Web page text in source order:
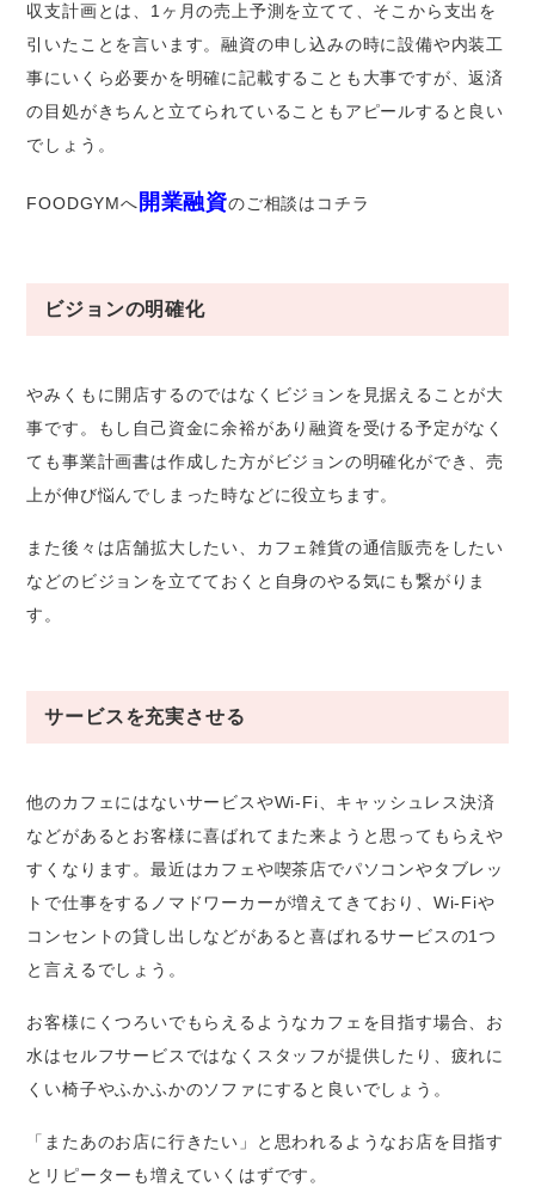
収支計画とは、1ヶ月の売上予測を立てて、そこから支出を
引いたことを言います。融資の申し込みの時に設備や内装工
事にいくら必要かを明確に記載することも大事ですが、返済
の目処がきちんと立てられていることもアピールすると良い
でしょう。
FOODGYMへ 開業融資のご相談はコチラ
ビジョンの明確化
やみくもに開店するのではなくビジョンを見据えることが大
事です。もし自己資金に余裕があり融資を受ける予定がなく
ても事業計画書は作成した方がビジョンの明確化ができ、売
上が伸び悩んでしまった時などに役立ちます。
また後々は店舗拡大したい、カフェ雑貨の通信販売をしたい
などのビジョンを立てておくと自身のやる気にも繋がりま
す。
サービスを充実させる
他のカフェにはないサービスやWi-Fi、キャッシュレス決済
などがあるとお客様に喜ばれてまた来ようと思ってもらえや
すくなります。最近はカフェや喫茶店でパソコンやタブレッ
トで仕事をするノマドワーカーが増えてきており、Wi-Fiや
コンセントの貸し出しなどがあると喜ばれるサービスの1つ
と言えるでしょう。
お客様にくつろいでもらえるようなカフェを目指す場合、お
水はセルフサービスではなくスタッフが提供したり、疲れに
くい椅子やふかふかのソファにすると良いでしょう。
「またあのお店に行きたい」と思われるようなお店を目指す
とリピーターも増えていくはずです。